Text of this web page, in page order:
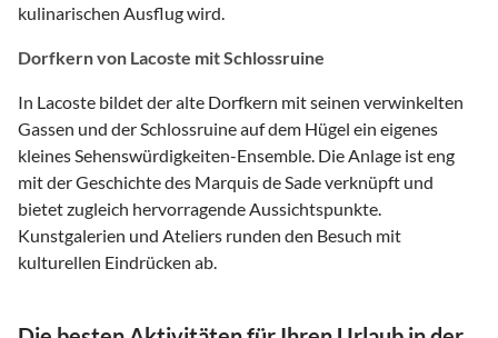
kulinarischen Ausflug wird.
Dorfkern von Lacoste mit Schlossruine
In Lacoste bildet der alte Dorfkern mit seinen verwinkelten
Gassen und der Schlossruine auf dem Hügel ein eigenes
kleines Sehenswürdigkeiten-Ensemble. Die Anlage ist eng
mit der Geschichte des Marquis de Sade verknüpft und
bietet zugleich hervorragende Aussichtspunkte.
Kunstgalerien und Ateliers runden den Besuch mit
kulturellen Eindrücken ab.